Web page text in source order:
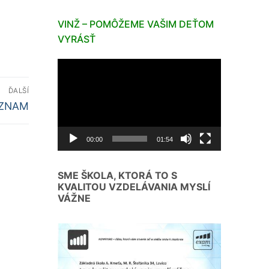
ĎALŠÍ
VINŽ – POMÔŽEME VAŠIM DEŤOM
VYRÁSŤ
00:00 01:54
SME ŠKOLA, KTORÁ TO S
KVALITOU VZDELÁVANIA MYSLÍ
VÁŽNE